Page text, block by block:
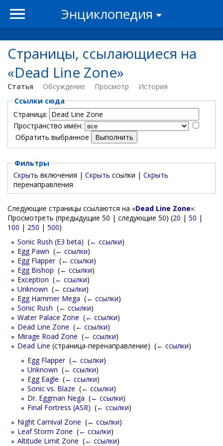
Энциклопедия
Страницы, ссылающиеся на
«Dead Line Zone»
Статья Обсуждение Просмотр
История
Ссылки сюда
Страница:
Пространство имён:
Обратить выбранное
Фильтры
Скрыть включения | Скрыть ссылки | Скрыть
перенаправления
Следующие страницы ссылаются на «Dead Line Zone»:
Просмотреть (предыдущие 50 | следующие 50) (20 | 50 |
100 | 250 | 500)
Sonic Rush (E3 beta) (← ссылки)
Egg Pawn (← ссылки)
Egg Flapper‎ (← ссылки)
Egg Bishop (← ссылки)
Exception (← ссылки)
Unknown (← ссылки)
Egg Hammer Mega (← ссылки)
Sonic Rush (← ссылки)
Water Palace Zone (← ссылки)
Dead Line Zone (← ссылки)
Mirage Road Zone (← ссылки)
Dead Line (страница-перенаправление) ‎ (← ссылки)
Egg Flapper‎ (← ссылки)
Unknown (← ссылки)
Egg Eagle (← ссылки)
Sonic vs. Blaze (← ссылки)
Dr. Eggman Nega (← ссылки)
Final Fortress (ASR) (← ссылки)
Night Carnival Zone (← ссылки)
Leaf Storm Zone (← ссылки)
Altitude Limit Zone (← ссылки)